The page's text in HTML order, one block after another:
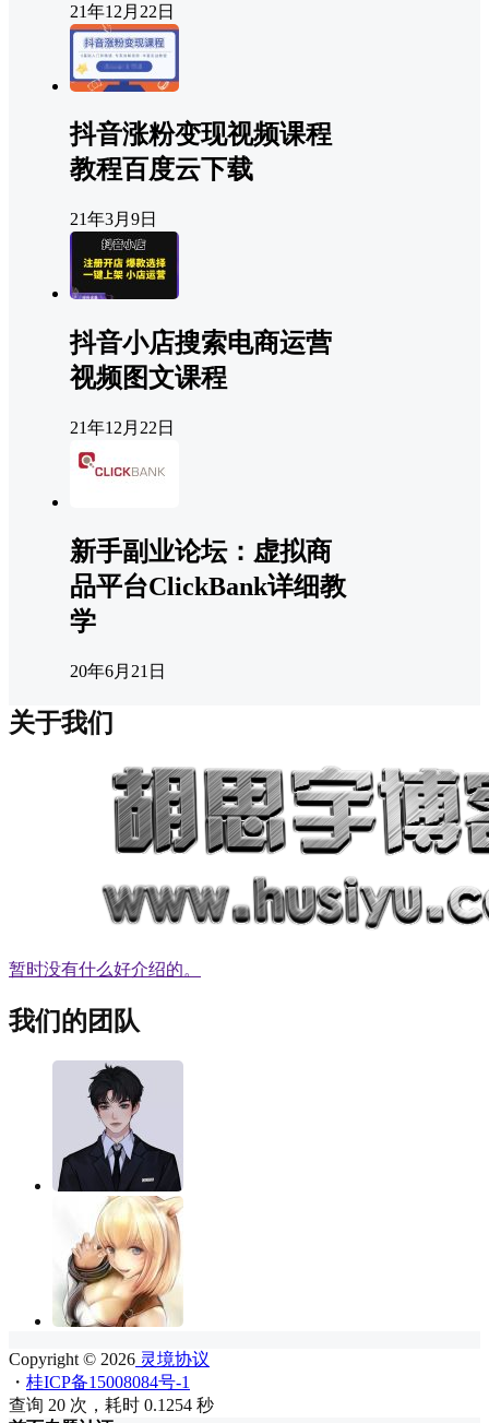
21年12月22日
抖音涨粉变现视频课程
教程百度云下载
21年3月9日
抖音小店搜索电商运营
视频图文课程
21年12月22日
新手副业论坛：虚拟商
品平台ClickBank详细教
学
20年6月21日
关于我们
暂时没有什么好介绍的。
我们的团队
Copyright © 2026 灵境协议
・ 桂ICP备15008084号-1
查询 20 次，耗时 0.1254 秒